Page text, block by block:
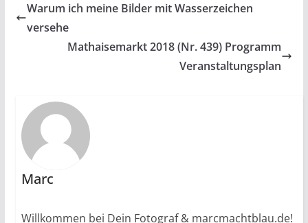
Warum ich meine Bilder mit Wasserzeichen
versehe
Mathaisemarkt 2018 (Nr. 439) Programm
Veranstaltungsplan
Marc
Willkommen bei Dein Fotograf & marcmachtblau.de!